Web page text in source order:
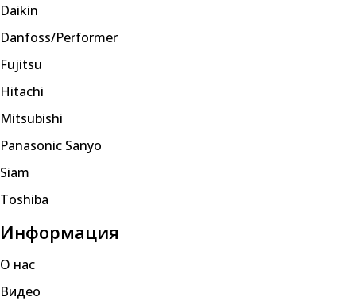
Daikin
Danfoss/Performer
Fujitsu
Hitachi
Mitsubishi
Panasonic Sanyo
Siam
Toshiba
Информация
О нас
Видео